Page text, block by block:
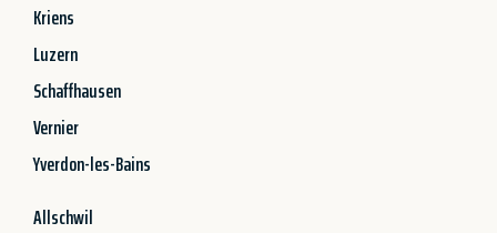
Kriens
Luzern
Schaffhausen
Vernier
Yverdon-les-Bains
Allschwil